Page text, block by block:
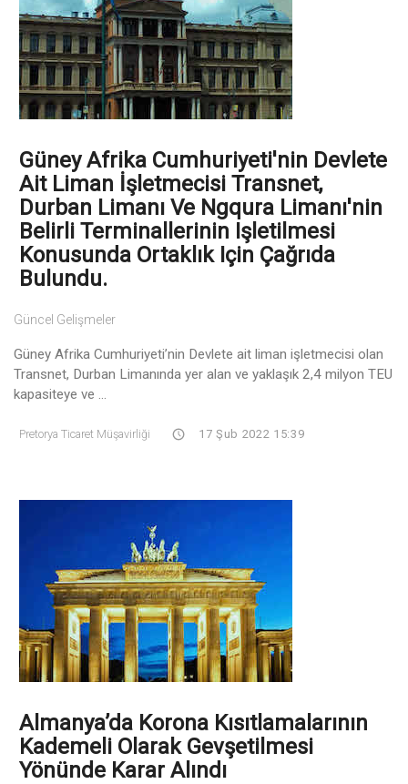
Güney Afrika Cumhuriyeti'nin Devlete
Ait Liman İşletmecisi Transnet,
Durban Limanı Ve Ngqura Limanı'nin
Belirli Terminallerinin Işletilmesi
Konusunda Ortaklık Için Çağrıda
Bulundu.
Güncel Gelişmeler
Güney Afrika Cumhuriyeti’nin Devlete ait liman işletmecisi olan
Transnet, Durban Limanında yer alan ve yaklaşık 2,4 milyon TEU
kapasiteye ve ...
Pretorya Ticaret Müşavirliği 17 Şub 2022 15:39
Almanya’da Korona Kısıtlamalarının
Kademeli Olarak Gevşetilmesi
Yönünde Karar Alındı